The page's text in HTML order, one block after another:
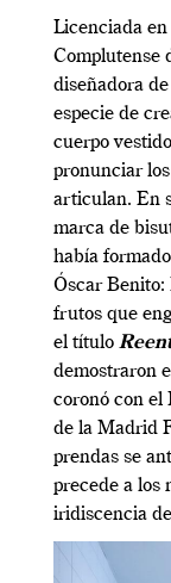
Licenciada
Complutense
diseñadora
especie de
cuerpo
pronunciar
articulan. En
marca de
había
Óscar Benito:
frutos que
el título
demostraron
coronó con el
de la Madrid
prendas se
precede a los
iridiscencia